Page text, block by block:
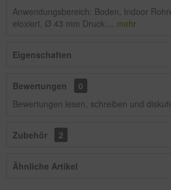
Anwendungsbereich: Boden, Indoor
eloxiert, Ø 43 mm Druck:... mehr
Eigenschaften
Bewertungen
0
Bewertungen lesen, schreiben und
Zubehör 2
Ähnliche Artikel